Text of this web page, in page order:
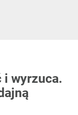
i wyrzuca.